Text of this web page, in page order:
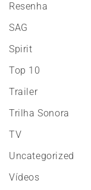
Resenha
SAG
Spirit
Top 10
Trailer
Trilha Sonora
TV
Uncategorized
Vídeos